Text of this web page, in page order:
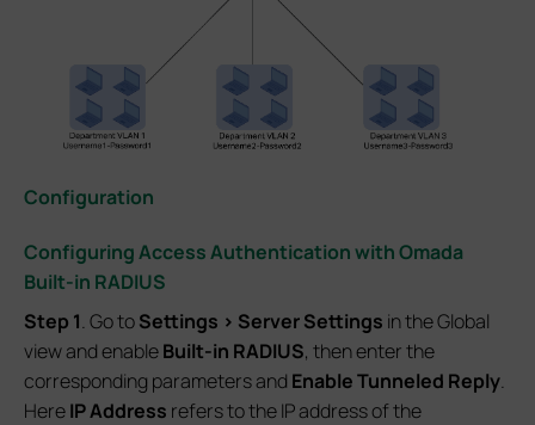
Configuration
Configuring Access Authentication with Omada
Built-in RADIUS
Step 1. Go toSettings > Server Settings inthe Global
view and enableBuilt-in RADIUS, then enter the
corresponding parameters and EnableTunneled Reply.
HereIP Address refers to the IP address of the